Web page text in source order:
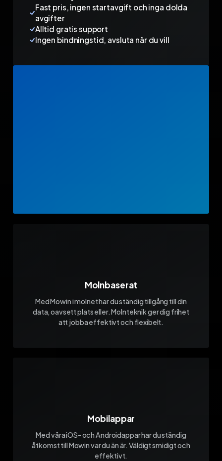
Fast pris, ingen startavgift och inga dolda
avgifter
Alltid gratis support
Ingen bindningstid, avsluta när du vill
Molnbaserat
Med Mowin i molnet har du ständig tillgång till din
data, oavsett plats eller. Molnteknik ger dig frihet
att jobba effektivt och flexibelt.
Mobilappar
Med våra iOS- och Androidappar har du ständig
åtkomst till Mowin var du än är. Väldigt smidigt och
effektivt.